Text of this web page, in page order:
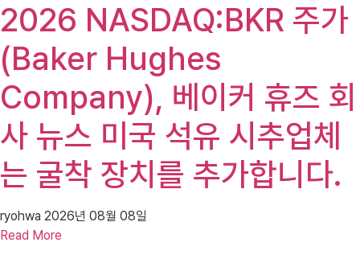
2026 NASDAQ:BKR 주가
(Baker Hughes
Company), 베이커 휴즈 회
사 뉴스 미국 석유 시추업체
는 굴착 장치를 추가합니다.
ryohwa 2026년 08월 08일
Read More